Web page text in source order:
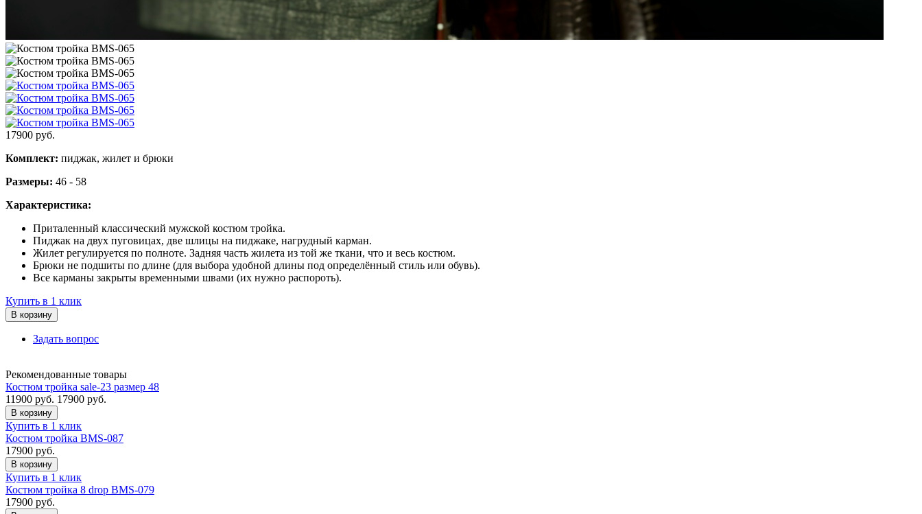
17900 руб.
Комплект: пиджак, жилет и брюки
Размеры: 46 - 58
Характеристика:
Приталенный классический мужской костюм тройка.
Пиджак на двух пуговицах, две шлицы на пиджаке, нагрудный карман.
Жилет регулируется по полноте. Задняя часть жилета из той же ткани, что и весь костюм.
Брюки не подшиты по длине (для выбора удобной длины под определённый стиль или обувь).
Все карманы закрыты временными швами (их нужно распороть).
Купить в 1 клик
В корзину
Задать вопрос
Рекомендованные товары
Костюм тройка sale-23 размер 48
11900 руб. 17900 руб.
В корзину
Купить в 1 клик
Костюм тройка BMS-087
17900 руб.
В корзину
Купить в 1 клик
Костюм тройка 8 drop BMS-079
17900 руб.